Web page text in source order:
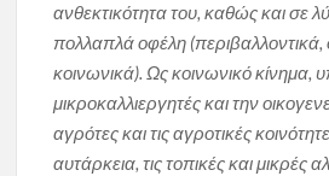
ανθεκτικότητα του, καθώς και σε
πολλαπλά οφέλη (περιβαλλοντικά,
κοινωνικά). Ως κοινωνικό κίνημα,
μικροκαλλιεργητές και την
αγρότες και τις αγροτικές
αυτάρκεια, τις τοπικές και μικρές